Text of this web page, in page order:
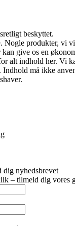
beskyttet.
Nogle produkter, vi
kan give os en
alt indhold her. Vi
Indhold må ikke
dig nyhedsbrevet
– tilmeld dig vores